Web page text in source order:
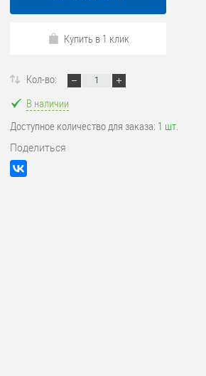
Купить в 1 клик
Кол-во:
В наличии
Доступное количество для заказа: 1 шт.
Поделиться